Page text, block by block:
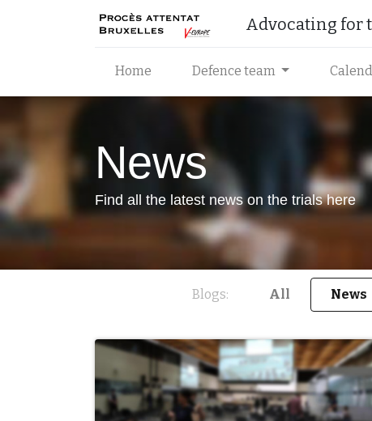
Advocating for
Home Defence team
News
Find all the latest news on the trials here
Blogs: All News